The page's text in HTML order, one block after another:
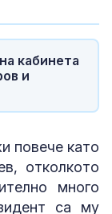
кабинета
и
повече като
отколкото
много
са му